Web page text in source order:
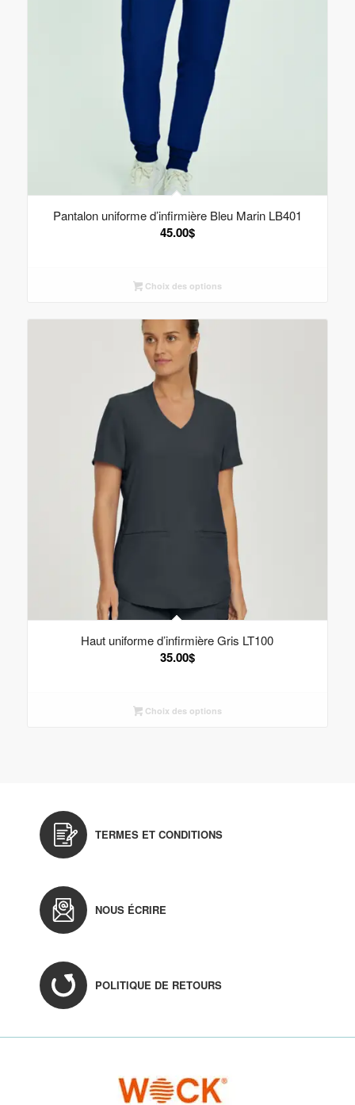
Pantalon uniforme d’infirmière Bleu Marin LB401
45.00$
Choix des options
Haut uniforme d’infirmière Gris LT100
35.00$
Choix des options
TERMES ET CONDITIONS
NOUS ÉCRIRE
POLITIQUE DE RETOURS